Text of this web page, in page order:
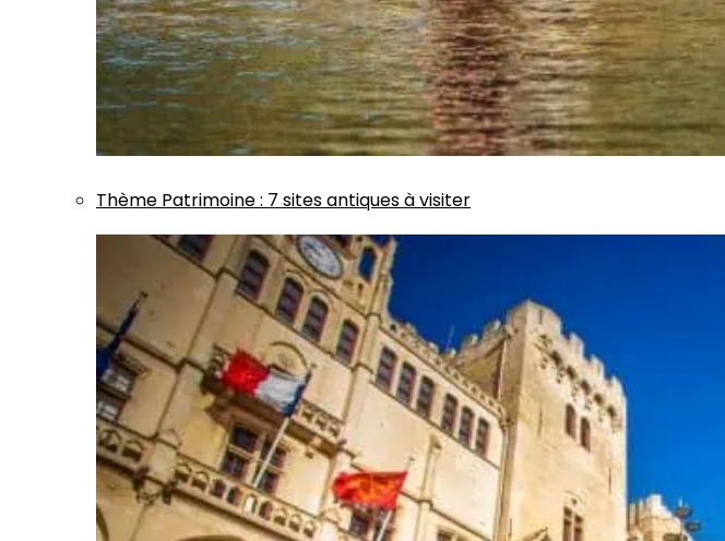
Thème Patrimoine: 7 sites antiques à visiter